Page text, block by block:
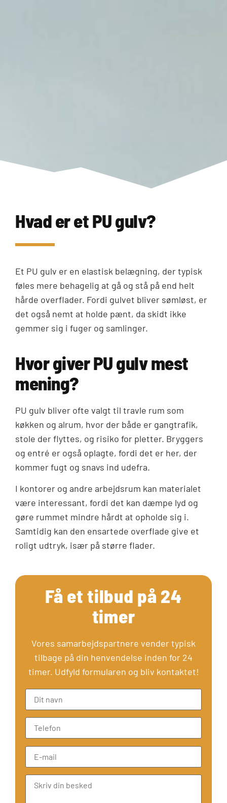
Hvad er et PU gulv?
Et PU gulv er en elastisk belægning, der typisk
føles mere behagelig at gå og stå på end helt
hårde overflader. Fordi gulvet bliver sømløst, er
det også nemt at holde pænt, da skidt ikke
gemmer sig i fuger og samlinger.
Hvor giver PU gulv mest
mening?
PU gulv bliver ofte valgt til travle rum som
køkken og alrum, hvor der både er gangtrafik,
stole der flyttes, og risiko for pletter. Bryggers
og entré er også oplagte, fordi det er her, der
kommer fugt og snavs ind udefra.
I kontorer og andre arbejdsrum kan materialet
være interessant, fordi det kan dæmpe lyd og
gøre rummet mindre hårdt at opholde sig i.
Samtidig kan den ensartede overflade give et
roligt udtryk, især på større flader.
Få et tilbud på 24
timer
Vores samarbejdspartnere vender typisk
tilbage på din henvendelse inden for 24
timer. Udfyld formularen og bliv kontaktet!